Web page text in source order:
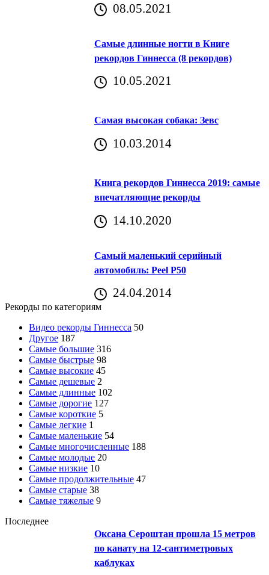
08.05.2021
Самые длинные ногти в Книге
рекордов Гиннесса (8 рекордов)
10.05.2021
Самая высокая собака: Зевс
10.03.2014
Книга рекордов Гиннесса 2019: самые
впечатляющие рекорды
14.10.2020
Самый маленький серийный
автомобиль: Peel P50
24.04.2014
Рекорды по категориям
Видео рекорды Гиннесса 50
Другое 187
Самые большие 316
Самые быстрые 98
Самые высокие 45
Самые дешевые 2
Самые длинные 102
Самые дорогие 127
Самые короткие 5
Самые легкие 1
Самые маленькие 54
Самые многочисленные 188
Самые молодые 20
Самые низкие 10
Самые продолжительные 47
Самые старые 38
Самые тяжелые 9
Последнее
Оксана Сероштан прошла 15 метров
по канату на 12-сантиметровых
каблуках